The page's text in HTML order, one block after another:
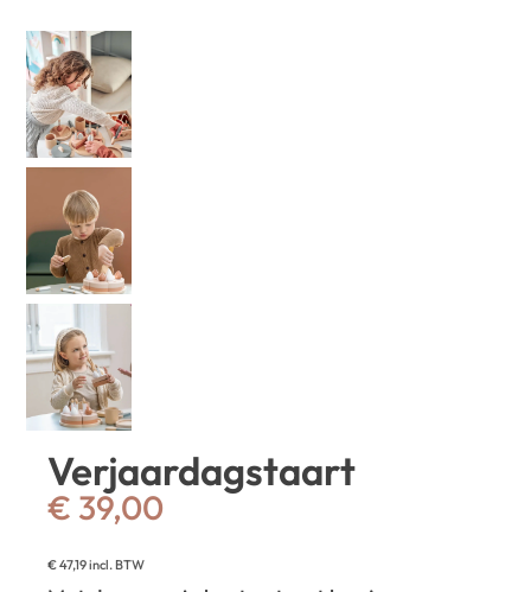
Verjaardagstaart
€ 39,00
€47,19incl. BTW